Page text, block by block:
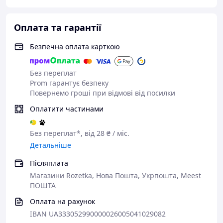
Оплата та гарантії
Безпечна оплата карткою
Без переплат
Prom гарантує безпеку
Повернемо гроші при відмові від посилки
Оплатити частинами
Без переплат*, від 28 ₴ / міс.
Детальніше
Післяплата
Магазини Rozetka, Нова Пошта, Укрпошта, Meest
ПОШТА
Оплата на рахунок
IBAN UA333052990000026005041029082